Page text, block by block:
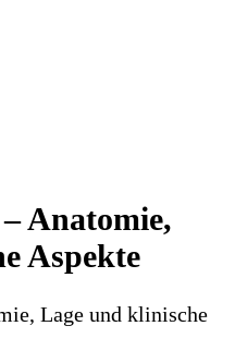
Anatomie,
Aspekte